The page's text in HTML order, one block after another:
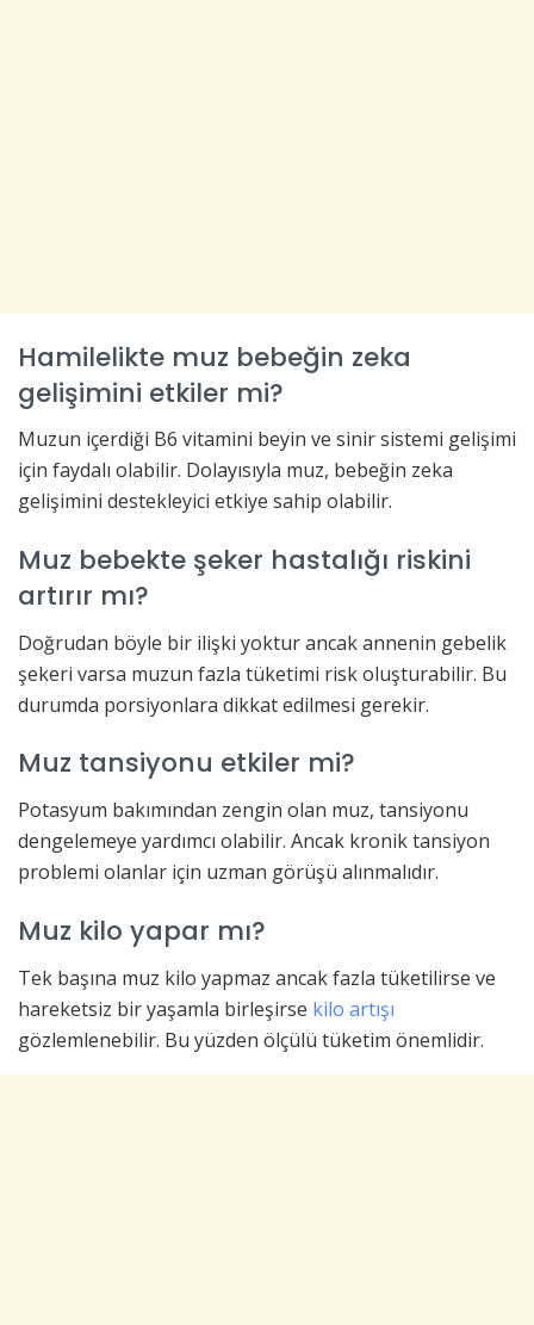
Hamilelikte muz bebeğin zeka
gelişimini etkiler mi?
Muzun içerdiği B6 vitamini beyin ve sinir sistemi gelişimi
için faydalı olabilir. Dolayısıyla muz, bebeğin zeka
gelişimini destekleyici etkiye sahip olabilir.
Muz bebekte şeker hastalığı riskini
artırır mı?
Doğrudan böyle bir ilişki yoktur ancak annenin gebelik
şekeri varsa muzun fazla tüketimi risk oluşturabilir. Bu
durumda porsiyonlara dikkat edilmesi gerekir.
Muz tansiyonu etkiler mi?
Potasyum bakımından zengin olan muz, tansiyonu
dengelemeye yardımcı olabilir. Ancak kronik tansiyon
problemi olanlar için uzman görüşü alınmalıdır.
Muz kilo yapar mı?
Tek başına muz kilo yapmaz ancak fazla tüketilirse ve
hareketsiz bir yaşamla birleşirse kilo artışı
gözlemlenebilir. Bu yüzden ölçülü tüketim önemlidir.